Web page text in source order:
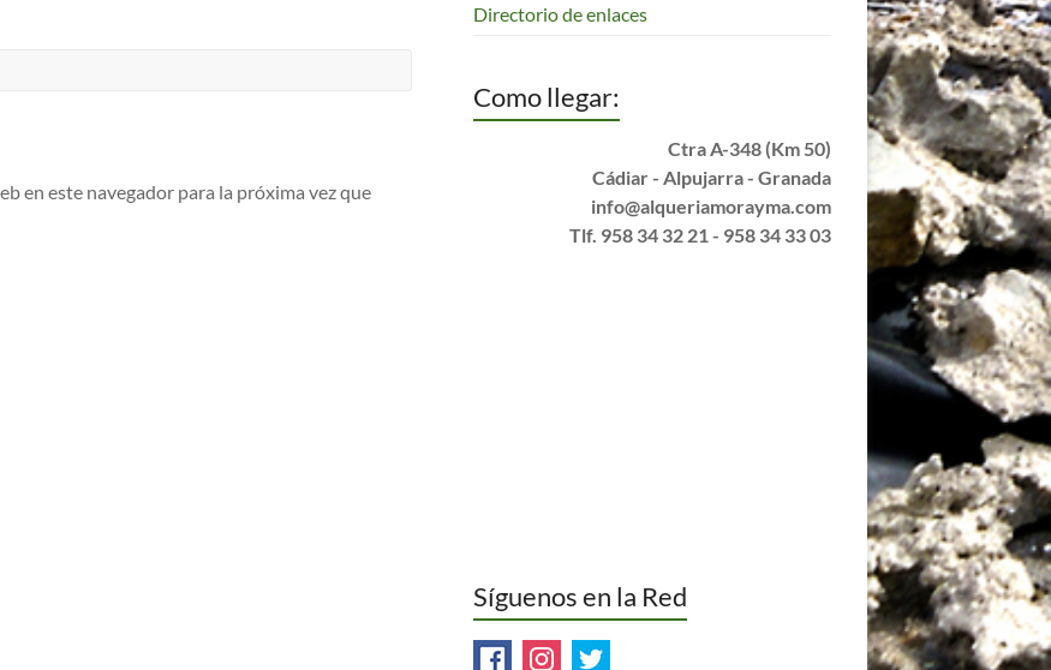
en este navegador para la próxima vez que
Directorio de enlaces
Como llegar:
Ctra A-348 (Km 50)
Cádiar - Alpujarra - Granada
info@alqueriamorayma.com
Tlf. 958 34 32 21 - 958 34 33 03
Síguenos en la Red